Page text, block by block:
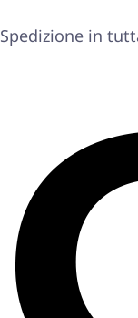
Spedizione in